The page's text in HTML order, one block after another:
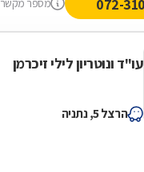
מספר מקשר
עו"ד ונוטריון לילי זיכרמן
הרצל 5, נתניה